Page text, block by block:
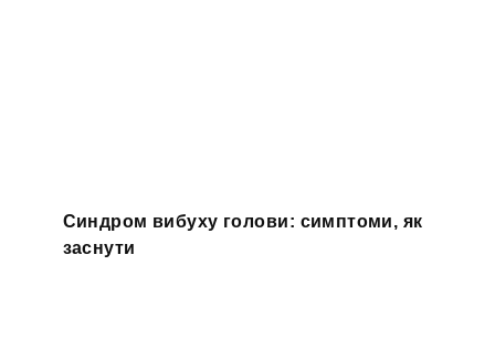
Синдром вибуху голови: симптоми, як
заснути